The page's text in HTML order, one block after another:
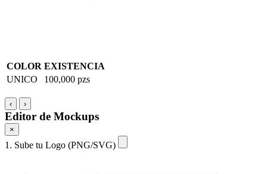
COLOR EXISTENCIA
UNICO
100,000 pzs
‹ ›
Editor de Mockups
×
1. Sube tu Logo (PNG/SVG)